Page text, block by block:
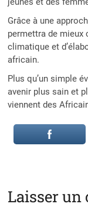
Grâce à une
permettra de mieux
climatique et
africain.
Plus qu’un simple
avenir plus sain et
viennent des
Laisser un